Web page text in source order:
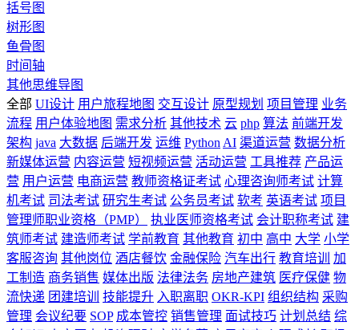
括号图
树形图
鱼骨图
时间轴
其他思维导图
全部 UI设计 用户旅程地图 交互设计 原型规划 项目管理 业务
流程 用户体验地图 需求分析 其他技术 云 php 算法 前端开发
架构 java 大数据 后端开发 运维 Python AI 渠道运营 数据分析
新媒体运营 内容运营 短视频运营 活动运营 工具推荐 产品运
营 用户运营 电商运营 教师资格证考试 心理咨询师考试 计算
机考试 司法考试 研究生考试 公务员考试 软考 英语考试 项目
管理师职业资格（PMP）
执业医师资格考试 会计职称考试 建
筑师考试 建造师考试 学前教育 其他教育 初中 高中 大学 小学
客服咨询 其他岗位 酒店餐饮 金融保险 汽车出行 教育培训
加
工制造 商务销售 媒体出版 法律法务 房地产建筑 医疗保健 物
流快递 团建培训 技能提升 入职离职 OKR-KPI 组织结构 采购
管理 会议纪要 SOP 成本管控 销售管理 面试技巧 计划总结 综